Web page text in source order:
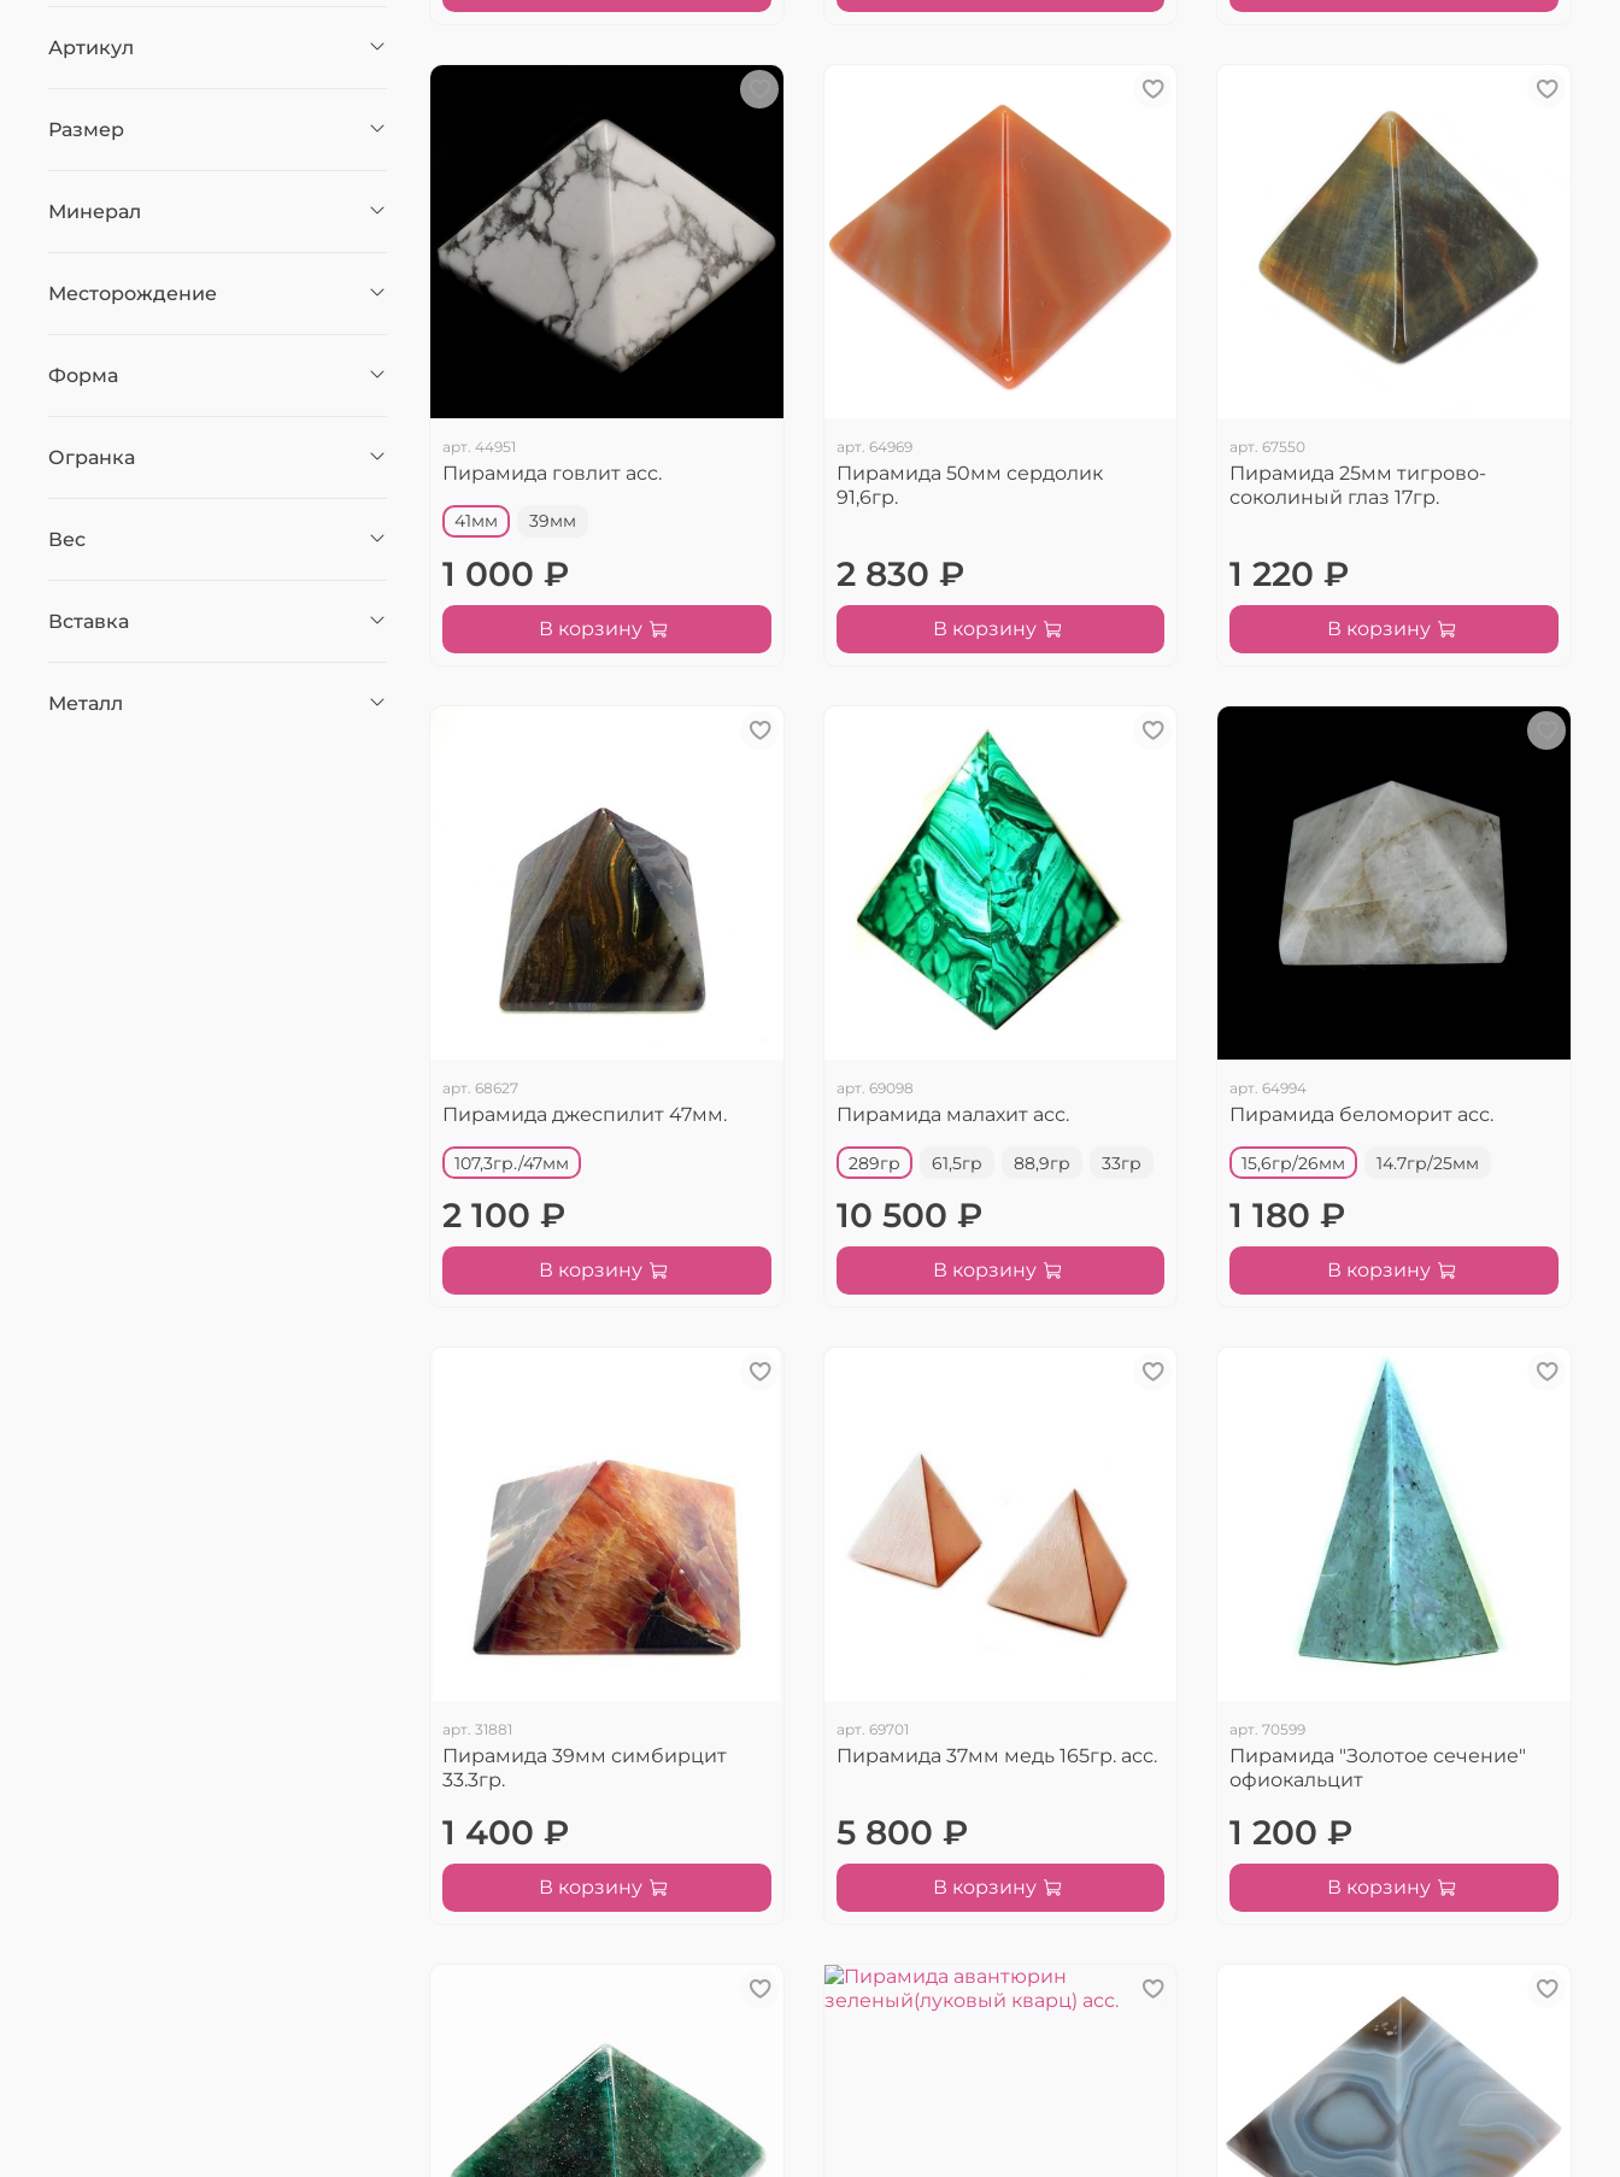
арт. 44951
Пирамида говлит асс.
41мм 39мм
1 000 ₽
В корзину
арт. 64969
Пирамида 50мм сердолик
91,6гр.
2 830 ₽
В корзину
арт.67550
Пирамида 25мм тигрово-
соколиный глаз 17гр.
1 220 ₽
В корзину
арт. 68627
Пирамида джеспилит 47мм.
107,3гр./47мм
2 100 ₽
В корзину
арт. 69098
Пирамида малахит асс.
289гр 61,5гр 88,9гр 33гр
10 500 ₽
В корзину
арт.64994
Пирамида беломорит асс.
15,6гр/26мм 14.7гр/25мм
1 180 ₽
В корзину
арт. 31881
Пирамида 39мм симбирцит
33.3гр.
1 400 ₽
В корзину
арт. 69701
Пирамида 37мм медь 165гр. асс.
5 800 ₽
В корзину
арт.70599
Пирамида "Золотое сечение"
офиокальцит
1 200 ₽
В корзину
Артикул
Размер
Минерал
Месторождение
Форма
Огранка
Вес
Вставка
Металл